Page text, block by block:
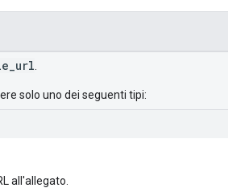
solo uno dei seguenti tipi:
all'allegato.